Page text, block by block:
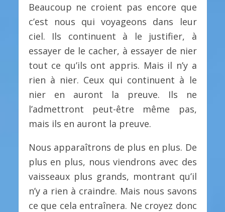
Beaucoup ne croient pas encore que
c’est nous qui voyageons dans leur
ciel. Ils continuent à le justifier, à
essayer de le cacher, à essayer de nier
tout ce qu’ils ont appris. Mais il n’y a
rien à nier. Ceux qui continuent à le
nier en auront la preuve. Ils ne
l’admettront peut-être même pas,
mais ils en auront la preuve.
Nous apparaîtrons de plus en plus. De
plus en plus, nous viendrons avec des
vaisseaux plus grands, montrant qu’il
n’y a rien à craindre. Mais nous savons
ce que cela entraînera. Ne croyez donc